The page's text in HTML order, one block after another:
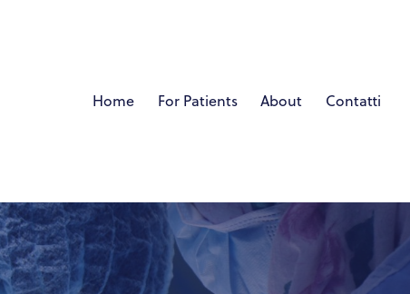
Home For Patients About Contatti